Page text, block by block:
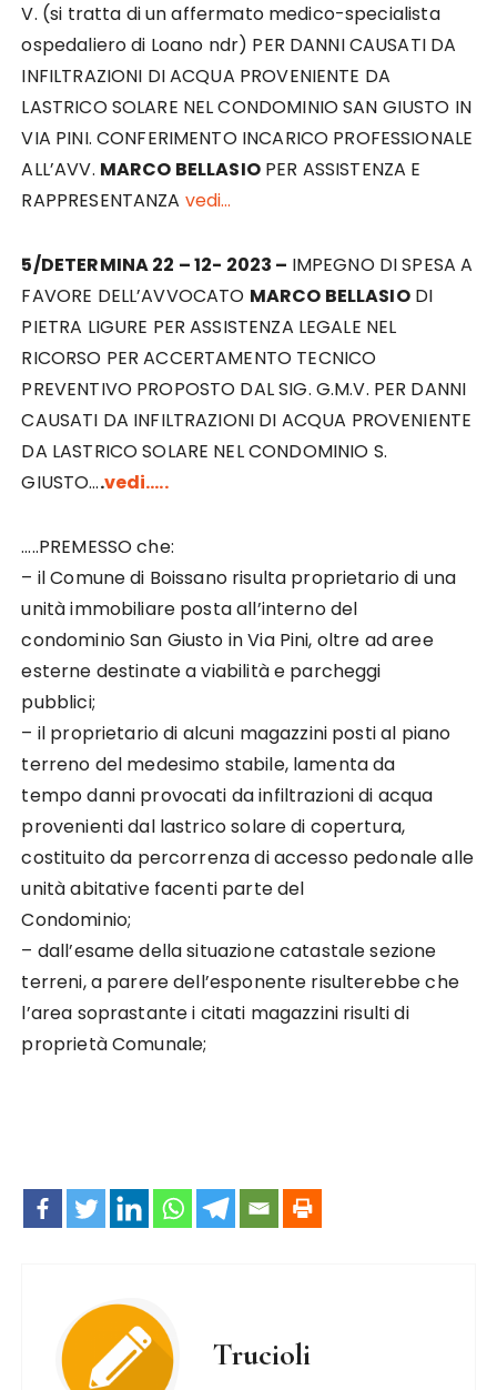
V. (si tratta di un affermato medico-specialista
ospedaliero di Loano ndr) PER DANNI CAUSATI DA
INFILTRAZIONI DI ACQUA PROVENIENTE DA
LASTRICO SOLARE NEL CONDOMINIO SAN GIUSTO IN
VIA PINI. CONFERIMENTO INCARICO PROFESSIONALE
ALL’AVV. MARCO BELLASIOPER ASSISTENZA E
RAPPRESENTANZA vedi…
5/DETERMINA 22 – 12- 2023 – IMPEGNO DI SPESA A
FAVORE DELL’AVVOCATO MARCO BELLASIODI
PIETRA LIGURE PER ASSISTENZA LEGALE NEL
RICORSO PER ACCERTAMENTO TECNICO
PREVENTIVO PROPOSTO DAL SIG. G.M.V. PER DANNI
CAUSATI DA INFILTRAZIONI DI ACQUA PROVENIENTE
DA LASTRICO SOLARE NEL CONDOMINIO S.
GIUSTO….vedi…..
…..PREMESSO che:
– il Comune di Boissano risulta proprietario di una
unità immobiliare posta all’interno del
condominio San Giusto in Via Pini, oltre ad aree
esterne destinate a viabilità e parcheggi
pubblici;
– il proprietario di alcuni magazzini posti al piano
terreno del medesimo stabile, lamenta da
tempo danni provocati da infiltrazioni di acqua
provenienti dal lastrico solare di copertura,
costituito da percorrenza di accesso pedonale alle
unità abitative facenti parte del
Condominio;
– dall’esame della situazione catastale sezione
terreni, a parere dell’esponente risulterebbe che
l’area soprastante i citati magazzini risulti di
proprietà Comunale;
Trucioli